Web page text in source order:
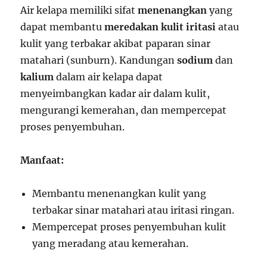
Air kelapa memiliki sifatmenenangkan yang
dapat membantumeredakan kulit iritasi atau
kulit yang terbakar akibat paparan sinar
matahari (sunburn). Kandungansodium dan
kalium dalam air kelapa dapat
menyeimbangkan kadar air dalam kulit,
mengurangi kemerahan, dan mempercepat
proses penyembuhan.
Manfaat:
Membantu menenangkan kulit yang
terbakar sinar matahari atau iritasi ringan.
Mempercepat proses penyembuhan kulit
yang meradang atau kemerahan.